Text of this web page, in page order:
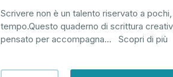
Scrivere non è un talento riservato a
tempo.Questo quaderno di scrittura
pensato per accompagna... Scopri di più